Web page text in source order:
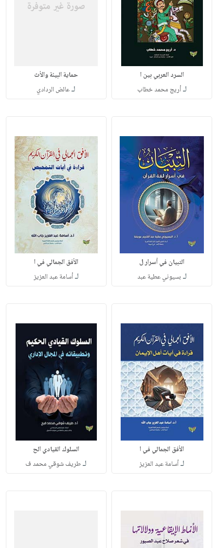
السرد العربي بين ا
لـأريج محمد خطاب
حماية البيئة والأث
لـعائض الردادي
التبيان في أسرار ل
لـ بسيوني عطية عبد
الأفق الجمالي في ا
لـأسامة عبد العزيز
الأفق الجمالي في ا
لـأسامة عبد العزيز
السلوك القيادي الح
لـطريف شوقي محمد ف